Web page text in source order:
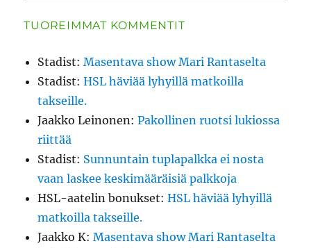
TUOREIMMAT KOMMENTIT
Stadist:Masentava show Mari Rantaselta
Stadist:HSL häviää lyhyillä matkoilla
takseille.
Jaakko Leinonen:Pakollinen ruotsi lukiossa
riittää
Stadist: Sunnuntain tuplapalkka ei nosta
vaan laskee keskimääräisiä palkkoja
HSL-aatelin bonukset:HSL häviää lyhyillä
matkoilla takseille.
Jaakko K:Masentava show Mari Rantaselta